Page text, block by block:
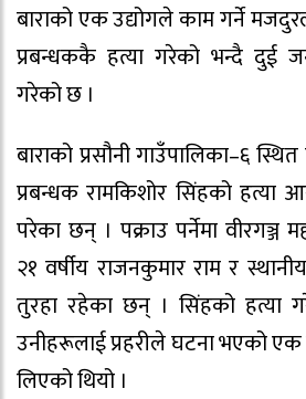
बाराको एक उद्योगले काम गर्ने
प्रबन्धककै हत्या गरेको भन्दै दुई
गरेको छ ।
बाराको प्रसौनी गाउँपालिका–६
प्रबन्धक रामकिशोर सिंहको हत्या
परेका छन् । पक्राउ पर्नेमा वीरगञ्ज
२१ वर्षीय राजनकुमार राम र
तुरहा रहेका छन् । सिंहको हत्या
उनीहरूलाई प्रहरीले घटना भएको एक
लिएको थियो ।